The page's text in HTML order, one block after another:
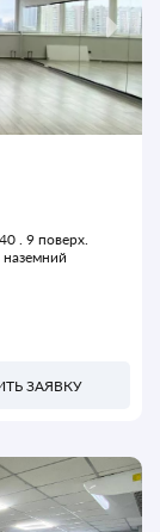
. 9 поверх.
ЗАЯВКУ